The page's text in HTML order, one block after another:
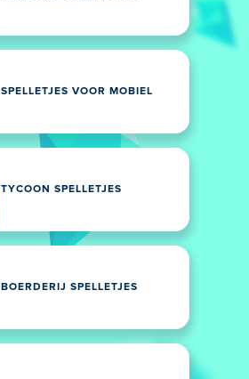
SPELLETJES VOOR MOBIEL
TYCOON SPELLETJES
BOERDERIJ SPELLETJES